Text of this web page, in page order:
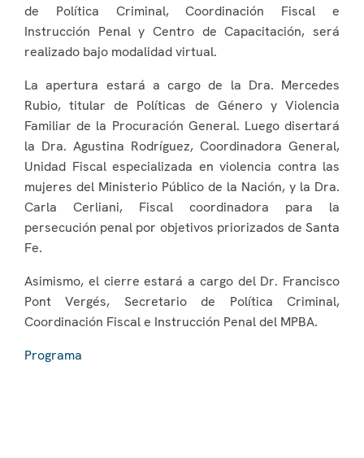
de Política Criminal, Coordinación Fiscal e
Instrucción Penal y Centro de Capacitación, será
realizado bajo modalidad virtual.
La apertura estará a cargo de la Dra. Mercedes
Rubio, titular de Políticas de Género y Violencia
Familiar de la Procuración General. Luego disertará
la Dra. Agustina Rodríguez, Coordinadora General,
Unidad Fiscal especializada en violencia contra las
mujeres del Ministerio Público de la Nación, y la Dra.
Carla Cerliani, Fiscal coordinadora para la
persecución penal por objetivos priorizados de Santa
Fe.
Asimismo, el cierre estará a cargo del Dr. Francisco
Pont Vergés, Secretario de Política Criminal,
Coordinación Fiscal e Instrucción Penal del MPBA.
Programa